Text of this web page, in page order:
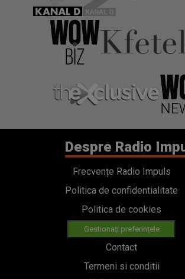
Despre Radio
Frecvențe Radio Impuls
Politica de confidentialitate
Politica de cookies
Gestionați preferințele
Contact
Termeni si conditii